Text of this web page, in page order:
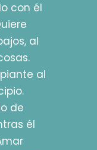
con él
al
al
de
él